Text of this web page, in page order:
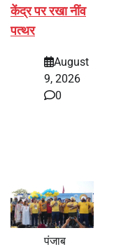
केंद्र पर रखा नींव
पत्थर
August
9, 2026
0
पंजाब